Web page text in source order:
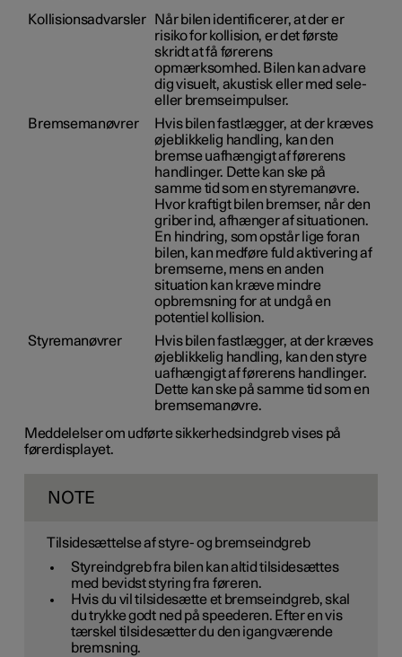
Kollisionsadvarsler
Når bilen identificerer, at der er
risiko for kollision, er det første
skridt at få førerens
opmærksomhed. Bilen kan advare
dig visuelt, akustisk eller med sele-
eller bremseimpulser.
Bremsemanøvrer
Hvis bilen fastlægger, at der kræves
øjeblikkelig handling, kan den
bremse uafhængigt af førerens
handlinger. Dette kan ske på
samme tid som en styremanøvre.
Hvor kraftigt bilen bremser, når den
griber ind, afhænger af situationen.
En hindring, som opstår lige foran
bilen, kan medføre fuld aktivering af
bremserne, mens en anden
situation kan kræve mindre
opbremsning for at undgå en
potentiel kollision.
Styremanøvrer
Hvis bilen fastlægger, at der kræves
øjeblikkelig handling, kan den styre
uafhængigt af førerens handlinger.
Dette kan ske på samme tid som en
bremsemanøvre.
Meddelelser om udførte sikkerhedsindgreb vises på
førerdisplayet.
NOTE
Tilsidesættelse af styre- og bremseindgreb
Styreindgreb fra bilen kan altid tilsidesættes
med bevidst styring fra føreren.
Hvis du vil tilsidesætte et bremseindgreb, skal
du trykke godt ned på speederen. Efter en vis
tærskel tilsidesætter du den igangværende
bremsning.